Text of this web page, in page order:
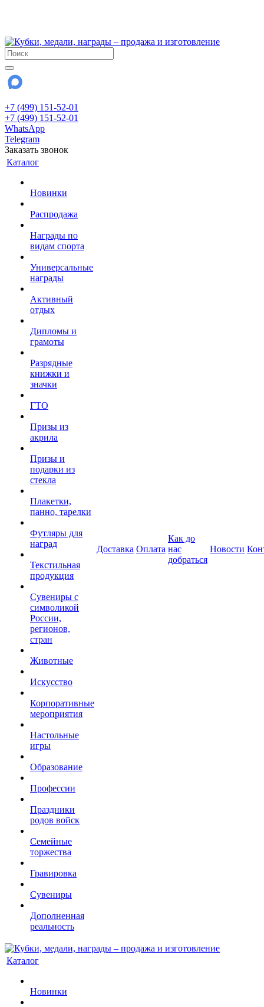
+7 (499) 151-52-01
+7 (499) 151-52-01
WhatsApp
Telegram
Заказать звонок
Каталог
Новинки
Распродажа
Награды по
видам спорта
Универсальные
награды
Активный
отдых
Дипломы и
грамоты
Разрядные
книжки и
значки
ГТО
Призы из
акрила
Призы и
подарки из
стекла
Плакетки,
панно, тарелки
Футляры для
наград
Текстильная
продукция
Сувениры с
символикой
России,
регионов,
стран
Животные
Искусство
Корпоративные
мероприятия
Настольные
игры
Образование
Профессии
Праздники
родов войск
Семейные
торжества
Гравировка
Сувениры
Дополненная
реальность
Доставка Оплата
Как до
нас
добраться
Новости
Каталог
Новинки